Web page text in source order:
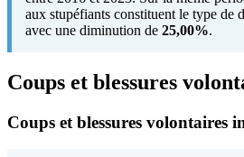
aux stupéfiants constituent le type de
avec une diminution de 25,00%.
Coups et blessures
Coups et blessures volontaires